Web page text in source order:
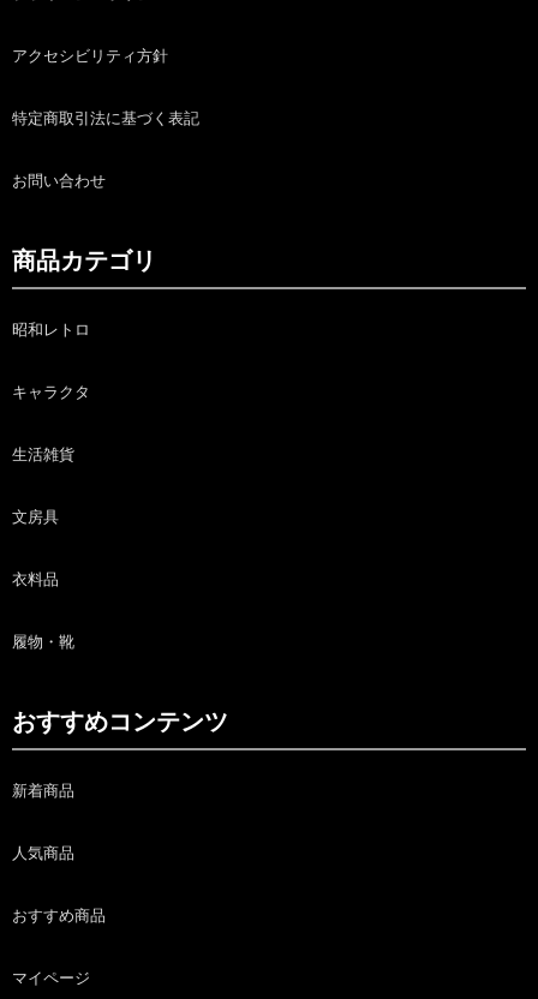
アクセシビリティ方針
特定商取引法に基づく表記
お問い合わせ
商品カテゴリ
昭和レトロ
キャラクタ
生活雑貨
文房具
衣料品
履物・靴
おすすめコンテンツ
新着商品
人気商品
おすすめ商品
マイページ